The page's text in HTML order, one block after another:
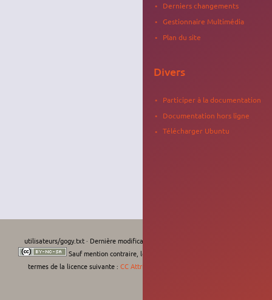
utilisateurs/gogy.txt· Dernière modification :
Sauf mention contraire, le contenu de ce wiki est placé sous les
termes de la licence suivante : CC Attribution-Noncommercial-Share Alike 4.0
Derniers changements
Gestionnaire Multimédia
Plan du site
Divers
Participer à la documentation
Documentation hors ligne
Télécharger Ubuntu